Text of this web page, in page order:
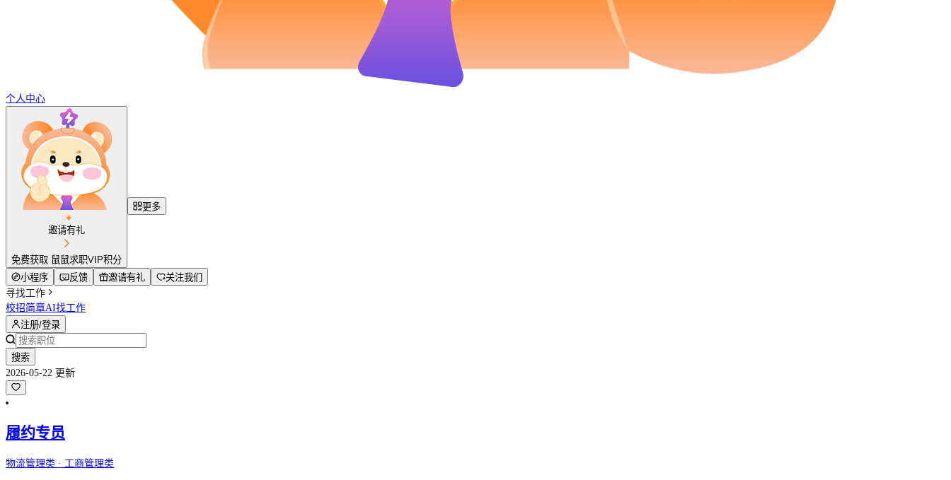
个人中心
邀请有礼
免费获取 鼠鼠求职VIP积分
更多
小程序 反馈 邀请有礼
关注我们
寻找工作
校招简章AI找工作
注册/登录
搜索
2026-05-22 更新
履约专员
物流管理类 · 工商管理类